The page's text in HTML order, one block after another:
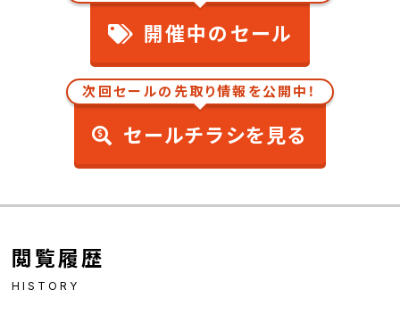
開催中のセール
次回セールの先取り情報を公開中！
セールチラシを見る
閲覧履歴
HISTORY